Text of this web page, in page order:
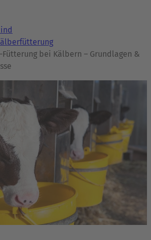
bei Kälbern – Grundlagen &